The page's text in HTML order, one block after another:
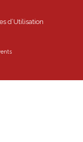
Service Communication